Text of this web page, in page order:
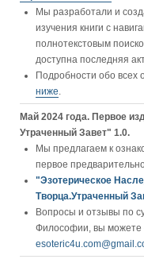
Мы разработали и
изучения книги c
полнотекстовым
доступна последняя
Подробности обо всех
ниже.
Май 2024 года. Первое
Утраченный Завет" 1.0.
Мы предлагаем к
первое
"Эзотерическое
Творца.Утраченный
Вопросы и отзывы по
Философии, вы можете